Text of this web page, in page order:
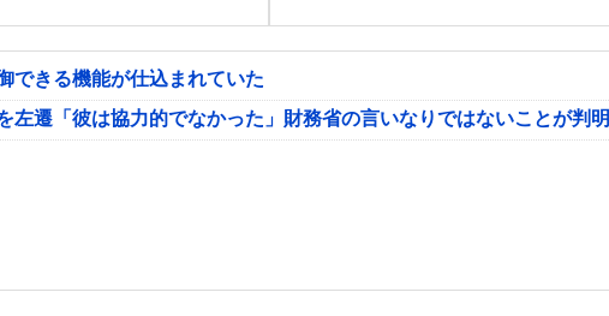
できる機能が仕込まれていた
遷「彼は協力的でなかった」財務省の言いなりではないことが判明